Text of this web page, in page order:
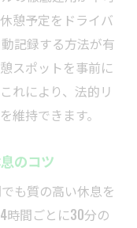
憩予定をドライバ
記録する方法が有
スポットを事前に
れにより、法的リ
維持できます。
のコツ
も質の高い休息を
時間ごとに30分の